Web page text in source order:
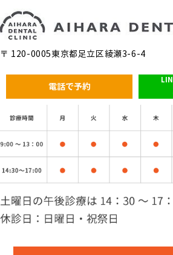
〒 120-0005東京都足立区綾瀬3-6-4
電話で予約